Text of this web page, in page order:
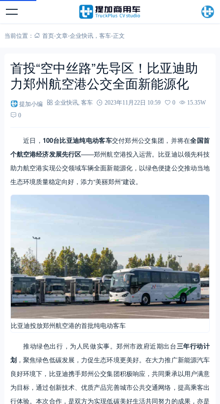
当前位置： 首页-文章-企业快讯， 客车-正文
首投“空中丝路”先导区！比亚迪助
力郑州航空港公交全面新能源化
提加小编 企业快讯, 客车 2023年11月22日 10:59 0
15.35W
0
近日， 100台比亚迪纯电动客车交付郑州公交集团，并将在全国首
个航空港经济发展先行区——郑州航空港投入运营。比亚迪以领先科技
助力航空港实现公交领域车辆全面新能源化，以绿色便捷公交推动当地
生态环境质量稳定向好，添力“美丽郑州”建设。
比亚迪投放郑州航空港的首批纯电动客车
推动绿色出行，为人民做实事。郑州市政府近期出台三年行动计
划 ，聚焦绿色低碳发展，力促生态环境更美好。在大力推广新能源汽车
良好环境下，比亚迪携手郑州公交集团积极响应，共同秉承以用户满意
为目标，通过创新技术、优质产品完善城市公共交通网络，提高乘客出
行体验。本次合作，是双方为实现低碳美好生活共同努力的成果，亦是